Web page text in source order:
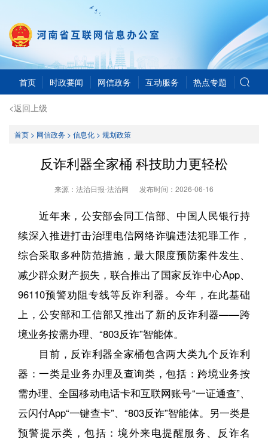
首页 时政要闻 网信政务 互动服务 热点专题
<返回上级
首页> 网信政务> 信息化> 规划政策
反诈利器全家桶 科技助力更轻松
来源：法治日报-法治网 发布时间： 2026-06-16
近年来，公安部会同工信部、中国人民银行持
续深入推进打击治理电信网络诈骗违法犯罪工作，
综合采取多种防范措施，最大限度预防案件发生、
减少群众财产损失，联合推出了国家反诈中心App、
96110预警劝阻专线等反诈利器。今年，在此基础
上，公安部和工信部又推出了新的反诈利器——跨
境业务按需办理、“803反诈”智能体。
目前，反诈利器全家桶包含两大类九个反诈利
器：一类是业务办理及查询类，包括：跨境业务按
需办理、全国移动电话卡和互联网账号“一证通查”、
云闪付App“一键查卡”、“803反诈”智能体。另一类是
预警提示类，包括：境外来电提醒服务、反诈名